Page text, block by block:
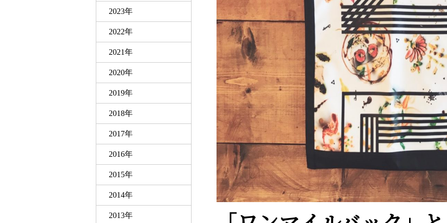
2023年
2022年
2021年
2020年
2019年
2018年
2017年
2016年
2015年
2014年
2013年